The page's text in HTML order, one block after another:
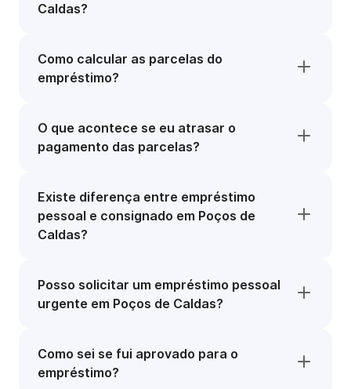
Caldas?
Como calcular as parcelas do
empréstimo?
O que acontece se eu atrasar o
pagamento das parcelas?
Existe diferença entre empréstimo
pessoal e consignado em Poços de
Caldas?
Posso solicitar um empréstimo pessoal
urgente em Poços de Caldas?
Como sei se fui aprovado para o
empréstimo?